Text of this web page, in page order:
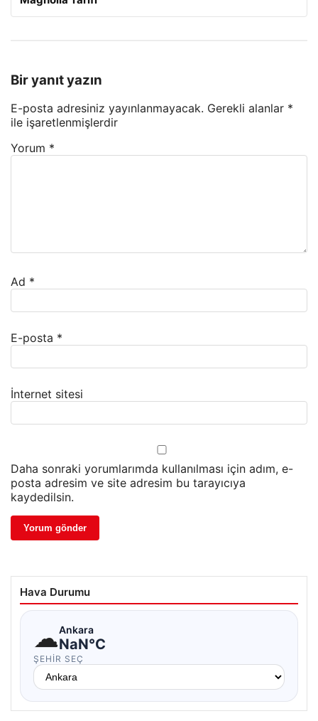
Bir yanıt yazın
E-posta adresiniz yayınlanmayacak. Gerekli alanlar *
ile işaretlenmişlerdir
Yorum *
Ad *
E-posta *
İnternet sitesi
Daha sonraki yorumlarımda kullanılması için adım, e-
posta adresim ve site adresim bu tarayıcıya
kaydedilsin.
Hava Durumu
☁Ankara
NaN°C
ŞEHIR SEÇ